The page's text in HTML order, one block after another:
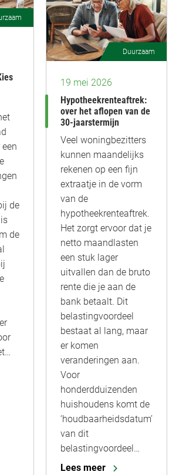
de
de
Duurzaam
19 mei 2026
Hypotheekrenteaftrek:
over het aflopen van de
30-jaarstermijn
Veel woningbezitters
kunnen maandelijks
rekenen op een fijn
extraatje in de vorm
van de
hypotheekrenteaftrek.
Het zorgt ervoor dat je
netto maandlasten
een stuk lager
uitvallen dan de bruto
rente die je aan de
bank betaalt. Dit
belastingvoordeel
bestaat al lang, maar
er komen
veranderingen aan.
Voor
honderdduizenden
huishoudens komt de
‘houdbaarheidsdatum’
van dit
belastingvoordeel…
Lees meer